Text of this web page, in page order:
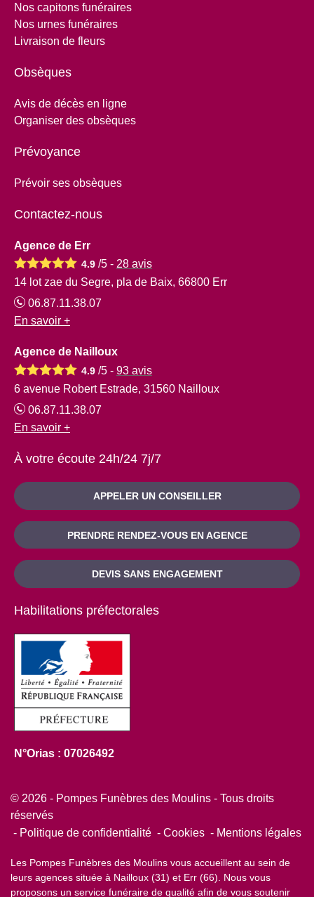
Nos capitons funéraires
Nos urnes funéraires
Livraison de fleurs
Obsèques
Avis de décès en ligne
Organiser des obsèques
Prévoyance
Prévoir ses obsèques
Contactez-nous
Agence de Err
4.9 /5 - 28 avis
14 lot zae du Segre, pla de Baix, 66800 Err
06.87.11.38.07
En savoir +
Agence de Nailloux
4.9 /5 - 93 avis
6 avenue Robert Estrade, 31560 Nailloux
06.87.11.38.07
En savoir +
À votre écoute 24h/24 7j/7
APPELER UN CONSEILLER
PRENDRE RENDEZ-VOUS EN AGENCE
DEVIS SANS ENGAGEMENT
Habilitations préfectorales
N°Orias : 07026492
© 2026 - Pompes Funèbres des Moulins - Tous droits
réservés
Politique de confidentialité
Cookies Mentions légales
Les Pompes Funèbres des Moulins vous accueillent au sein de
leurs agences située à Nailloux (31) et Err (66). Nous vous
proposons un service funéraire de qualité afin de vous soutenir